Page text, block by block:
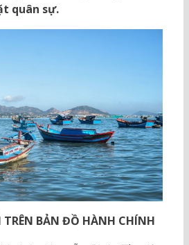
quân sự.
BẢN ĐỒ HÀNH CHÍNH